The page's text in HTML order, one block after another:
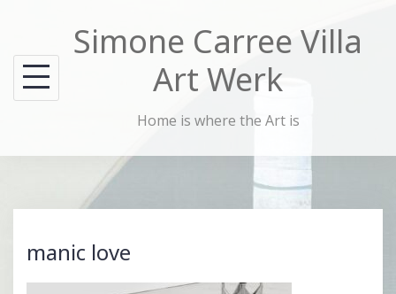
content
Simone Carree Villa
Art Werk
Home is where the Art is
manic love